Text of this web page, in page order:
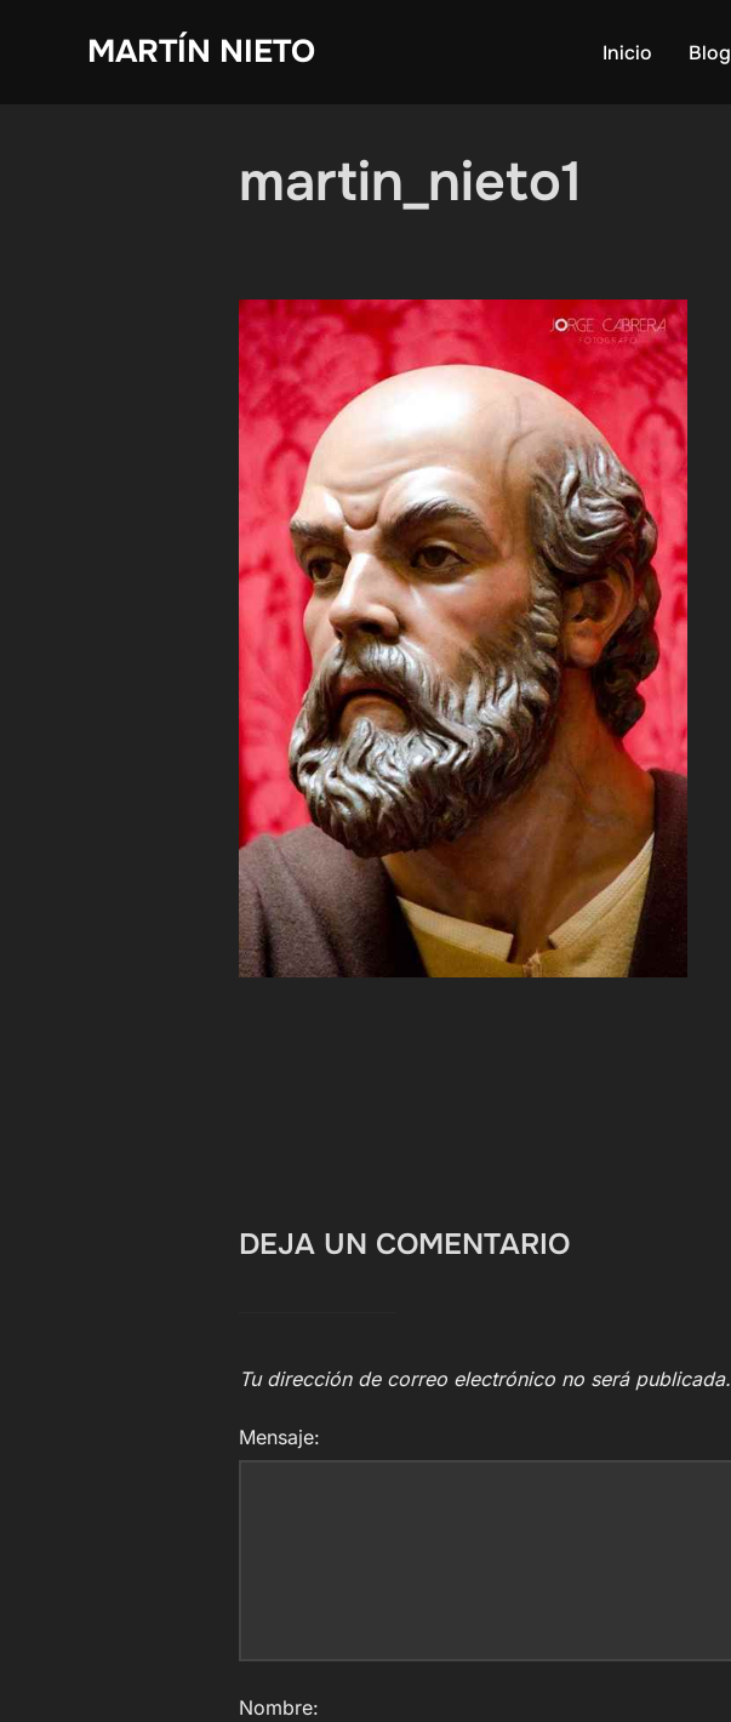
MARTÍN NIETO Inicio Blog
martin_nieto1
DEJA UN COMENTARIO
Tu dirección de correo electrónico no será publicada.
Mensaje:
Nombre: